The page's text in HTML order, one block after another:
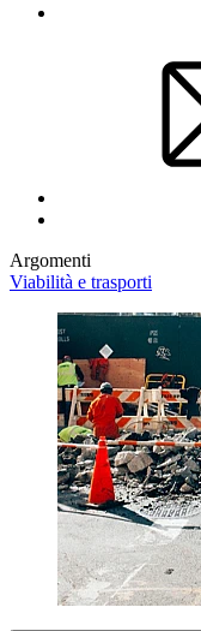
Argomenti
Viabilità e trasporti